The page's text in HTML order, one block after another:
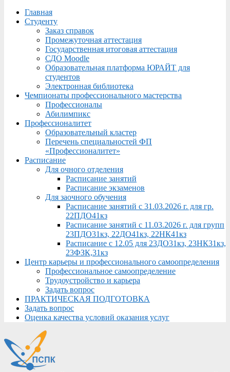
Menu
Главная
Студенту
Заказ справок
Промежуточная аттестация
Государственная итоговая аттестация
СДО Moodle
Образовательная платформа ЮРАЙТ для
студентов
Электронная библиотека
Чемпионаты профессионального мастерства
Профессионалы
Абилимпикс
Профессионалитет
Образовательный кластер
Перечень специальностей ФП
«Профессионалитет»
Расписание
Для очного отделения
Расписание занятий
Расписание экзаменов
Для заочного обучения
Расписание занятий с 31.03.2026 г. для гр.
22ПДО41кз
Расписание занятий с 11.03.2026 г. для групп
23ПДО31кз, 22ДО41кз, 22НК41кз
Расписание с 12.05 для 23ДО31кз, 23НК31кз,
23ФЗК,31кз
Центр карьеры и профессионального самоопределения
Профессиональное самоопределение
Трудоустройство и карьера
Задать вопрос
ПРАКТИЧЕСКАЯ ПОДГОТОВКА
Задать вопрос
Оценка качества условий оказания услуг